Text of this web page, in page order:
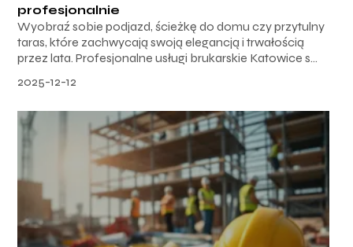
profesjonalnie
Wyobraź sobie podjazd, ścieżkę do domu czy przytulny
taras, które zachwycają swoją elegancją i trwałością
przez lata. Profesjonalne usługi brukarskie Katowice s...
2025-12-12